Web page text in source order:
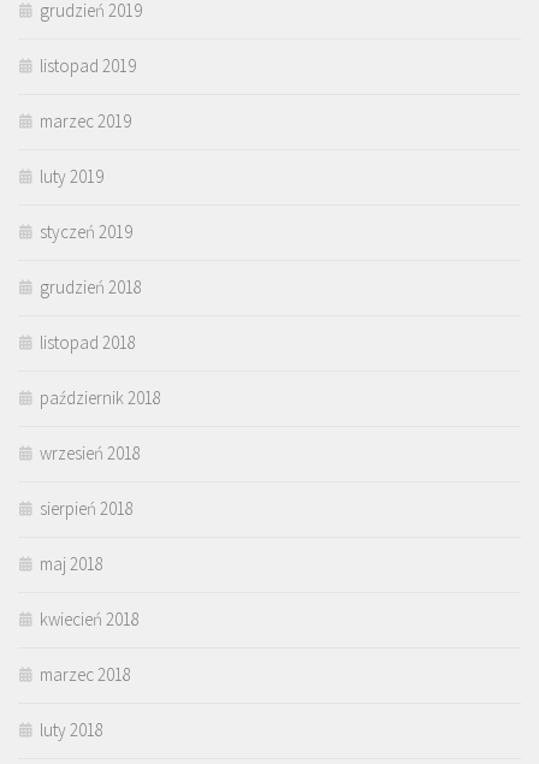
grudzień 2019
listopad 2019
marzec 2019
luty 2019
styczeń 2019
grudzień 2018
listopad 2018
październik 2018
wrzesień 2018
sierpień 2018
maj 2018
kwiecień 2018
marzec 2018
luty 2018